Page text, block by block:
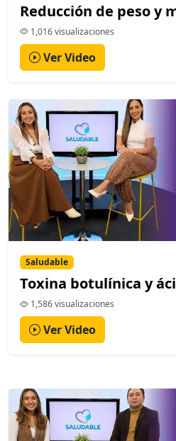
Reducción de peso y
1,016 visualizaciones
Ver Video
Saludable
Toxina botulínica y
1,586 visualizaciones
Ver Video